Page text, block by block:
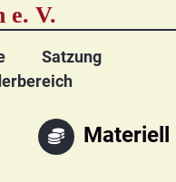
e. V.
Satzung
Materiell